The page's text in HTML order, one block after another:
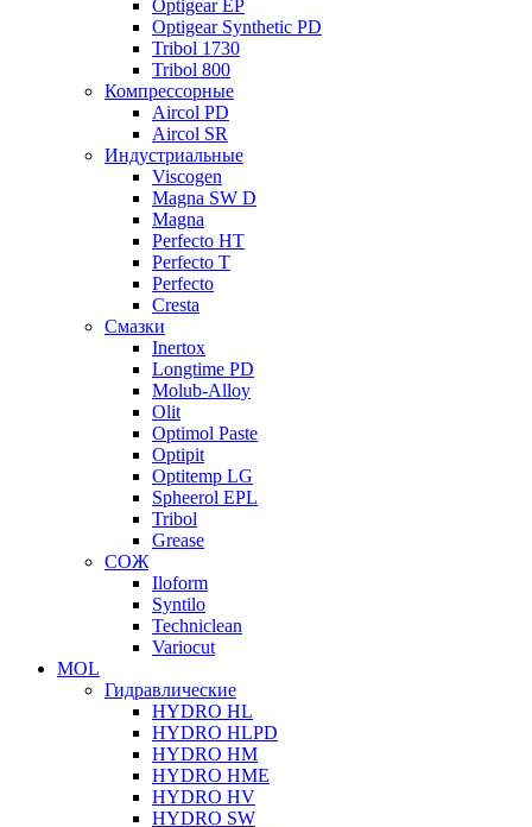
Optigear EP
Optigear Synthetic PD
Tribol 1730
Tribol 800
Компрессорные
Aircol PD
Aircol SR
Индустриальные
Viscogen
Magna SW D
Magna
Perfecto HT
Perfecto T
Perfecto
Cresta
Смазки
Inertox
Longtime PD
Molub-Alloy
Olit
Optimol Paste
Optipit
Optitemp LG
Spheerol EPL
Tribol
Grease
СОЖ
Iloform
Syntilo
Techniclean
Variocut
MOL
Гидравлические
HYDRO HL
HYDRO HLPD
HYDRO HM
HYDRO HME
HYDRO HV
HYDRO SW